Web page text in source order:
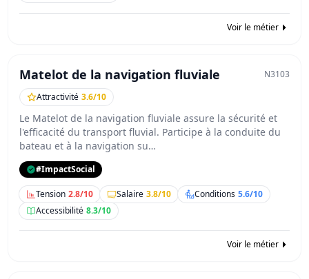
Voir le métier
Matelot de la navigation fluviale
N3103
Attractivité 3.6/10
Le Matelot de la navigation fluviale assure la sécurité et
l'efficacité du transport fluvial. Participe à la conduite du
bateau et à la navigation su…
#ImpactSocial
Tension 2.8/10 Salaire 3.8/10 Conditions 5.6/10
Accessibilité 8.3/10
Voir le métier